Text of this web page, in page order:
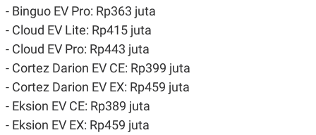
- Binguo EV Pro: Rp363 juta
- Cloud EV Lite: Rp415 juta
- Cloud EV Pro: Rp443 juta
- Cortez Darion EV CE: Rp399 juta
- Cortez Darion EV EX: Rp459 juta
- Eksion EV CE: Rp389 juta
- Eksion EV EX: Rp459 juta